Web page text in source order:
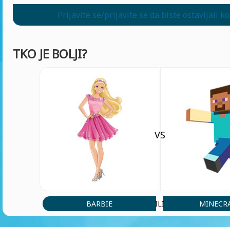
Prijavite se/prijavite se da biste ostavljali
TKO JE BOLJI?
BARBIE
VS
ILI